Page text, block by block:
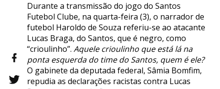
Durante a transmissão do jogo do Santos
Futebol Clube, na quarta-feira (3), o narrador de
futebol Haroldo de Souza referiu-se ao atacante
Lucas Braga, do Santos, que é negro, como
“crioulinho”. Aquele crioulinho que está lá na
ponta esquerda do time do Santos, quem é ele?
O gabinete da deputada federal, Sâmia Bomfim,
repudia as declarações racistas contra Lucas